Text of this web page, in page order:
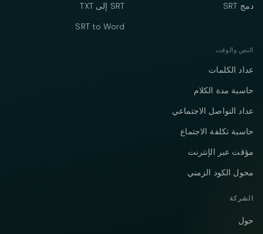
دمج SRT
SRT إلى TXT
SRT to Word
النص والوقت
عداد الكلمات
حاسبة مدة الكلام
عداد التواصل الاجتماعي
حاسبة تكلفة الاجتماع
مؤقت عبر الإنترنت
محول الكود الزمني
الشركة
حول